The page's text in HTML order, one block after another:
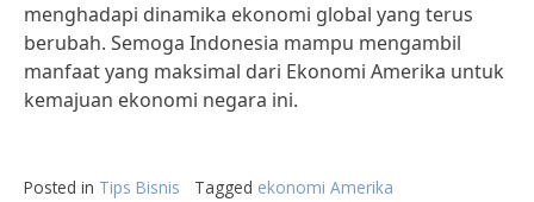
menghadapi dinamika ekonomi global yang terus
berubah. Semoga Indonesia mampu mengambil
manfaat yang maksimal dari Ekonomi Amerika untuk
kemajuan ekonomi negara ini.
Posted in Tips Bisnis Tagged ekonomi Amerika